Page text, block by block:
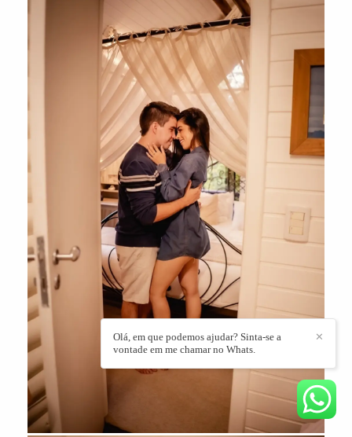
✕
Olá, em que podemos ajudar? Sinta-se a
vontade em me chamar no Whats.